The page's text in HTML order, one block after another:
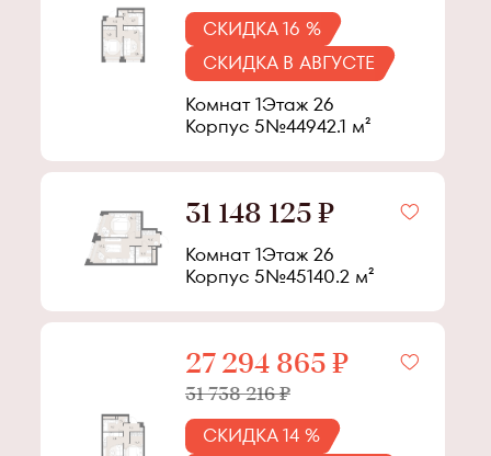
СКИДКА 16 %
СКИДКА В АВГУСТЕ
Комнат 1Этаж 26
Корпус 5№44942.1 м²
31 148 125 ₽
Комнат 1Этаж 26
Корпус 5№45140.2м²
27 294 865 ₽
31 738 216 ₽
СКИДКА 14 %